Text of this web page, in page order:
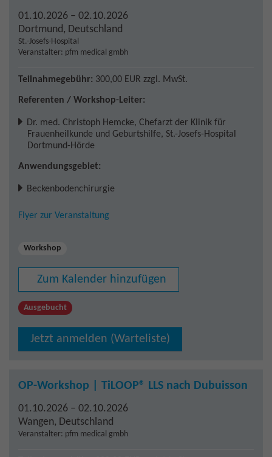
01.10.2026 – 02.10.2026
Dortmund, Deutschland
St.-Josefs-Hospital
Veranstalter: pfm medical gmbh
Teilnahmegebühr: 300,00 EUR zzgl. MwSt.
Referenten / Workshop-Leiter:
Dr. med. Christoph Hemcke, Chefarzt der Klinik für
Frauenheilkunde und Geburtshilfe, St.-Josefs-Hospital
Dortmund-Hörde
Anwendungsgebiet:
Beckenbodenchirurgie
Flyer zur Veranstaltung
Workshop
Zum Kalender hinzufügen
Ausgebucht
Jetzt anmelden (Warteliste)
OP-Workshop | TiLOOP® LLS nach Dubuisson
01.10.2026 – 02.10.2026
Wangen, Deutschland
Veranstalter: pfm medical gmbh